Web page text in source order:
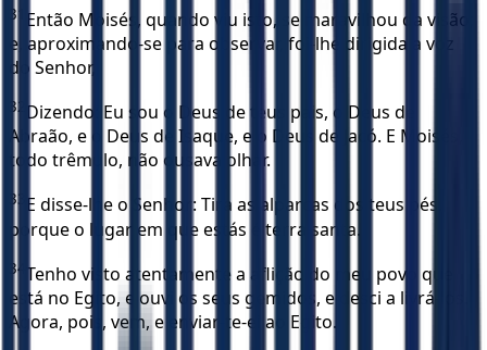
31
Então Moisés, quando viu isto, se maravilhou da visão;
e, aproximando-se para observar, foi-lhe dirigida a voz
do Senhor,
32 Dizendo: Eu sou o Deus de teus pais, o Deus de
Abraão, e o Deus de Isaque, e o Deus de Jacó. E Moisés,
todo trêmulo, não ousava olhar.
33 E disse-lhe o Senhor: Tira as alparcas dos teus pés,
porque o lugar em que estás é terra santa.
34 Tenho visto atentamente a aflição do meu povo que
está no Egito, e ouvi os seus gemidos, e desci a livrá-los.
Agora, pois, vem, e enviar-te-ei ao Egito.